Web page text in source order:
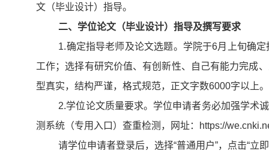
文（毕业设计）指导。
二、学位论文（毕业设计）指导及撰写要求
1.确定指导老师及论文选题。学院于6月上旬确
工作；选择有研究价值、有创新性、自己有能力完成
型真实，结构严谨，格式规范，正文字数6000字以上
2.学位论文质量要求。学位申请者务必加强学术
测系统（专用入口）查重检测，网址：https://
请学位申请者登录后，选择“普通用户”，点击“